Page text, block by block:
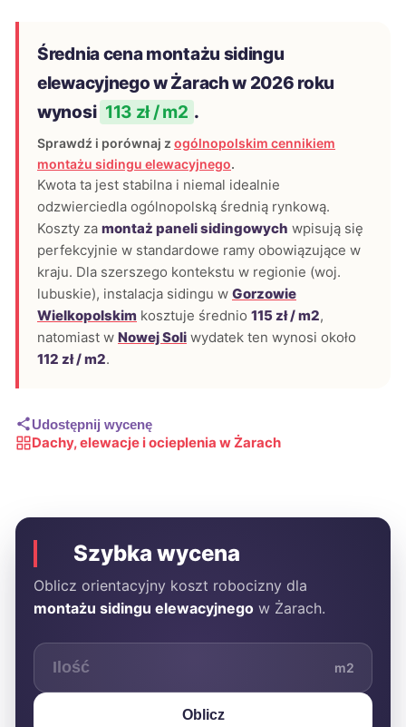
Średnia cena montażu sidingu
elewacyjnego w Żarach w 2026 roku
wynosi 113 zł / m2 .
Sprawdź i porównaj z ogólnopolskim cennikiem
montażu sidingu elewacyjnego.
Kwota ta jest stabilna i niemal idealnie
odzwierciedla ogólnopolską średnią rynkową.
Koszty za montaż paneli sidingowych wpisują się
perfekcyjnie w standardowe ramy obowiązujące w
kraju. Dla szerszego kontekstu w regionie (woj.
lubuskie), instalacja sidingu w Gorzowie
Wielkopolskim kosztuje średnio 115 zł / m2,
natomiast w Nowej Soli wydatek ten wynosi około
112 zł / m2.
Udostępnij wycenę
Dachy, elewacje i ocieplenia w Żarach
Szybka wycena
Oblicz orientacyjny koszt robocizny dla
montażu sidingu elewacyjnego w Żarach.
m2
Oblicz